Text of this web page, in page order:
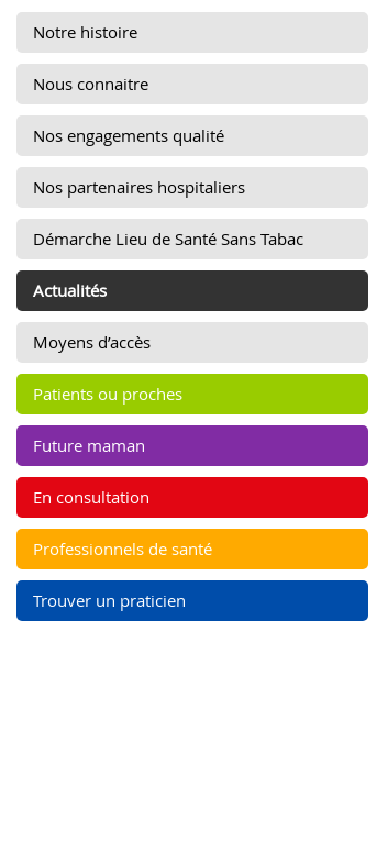
Notre histoire
Nous connaitre
Nos engagements qualité
Nos partenaires hospitaliers
Démarche Lieu de Santé Sans Tabac
Actualités
Moyens d’accès
Patients ou proches
Future maman
En consultation
Professionnels de santé
Trouver un praticien